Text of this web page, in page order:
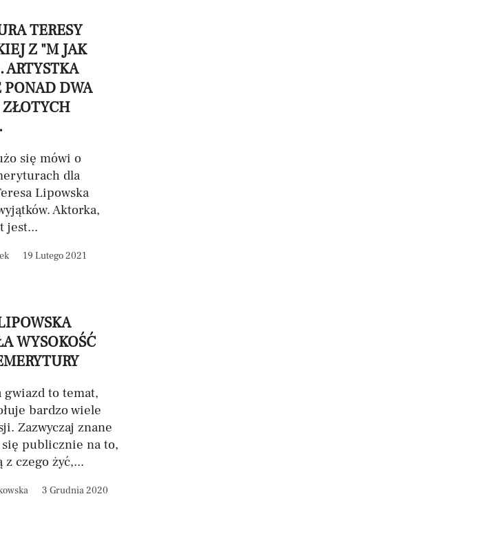
TERESY
Z "M JAK
ARTYSTKA
PONAD DWA
się mówi o
dla
Lipowska
Aktorka,
jest...
19 Lutego 2021
WYSOKOŚĆ
to temat,
bardzo wiele
Zazwyczaj znane
się publicznie na to,
czego żyć,...
3 Grudnia 2020